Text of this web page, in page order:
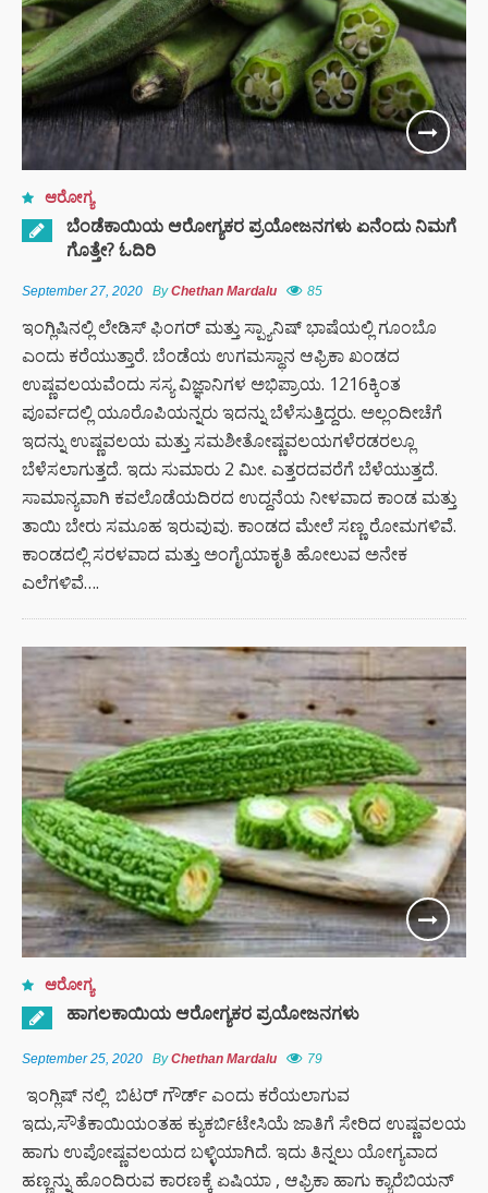
ಆರೋಗ್ಯ
ಬೆಂಡೆಕಾಯಿಯ ಆರೋಗ್ಯಕರ ಪ್ರಯೋಜನಗಳು ಏನೆಂದು ನಿಮಗೆ
ಗೊತ್ತೇ? ಓದಿರಿ
September 27, 2020 ByChethan Mardalu 85
ಇಂಗ್ಲಿಷಿನಲ್ಲಿ ಲೇಡಿಸ್ ಫಿಂಗರ್ ಮತ್ತು ಸ್ಪ್ಯಾನಿಷ್ ಭಾಷೆಯಲ್ಲಿ ಗೂಂಬೊ
ಎಂದು ಕರೆಯುತ್ತಾರೆ. ಬೆಂಡೆಯ ಉಗಮಸ್ಥಾನ ಆಫ್ರಿಕಾ ಖಂಡದ
ಉಷ್ಣವಲಯವೆಂದು ಸಸ್ಯ ವಿಜ್ಞಾನಿಗಳ ಅಭಿಪ್ರಾಯ. 1216ಕ್ಕಿಂತ
ಪೂರ್ವದಲ್ಲಿ ಯೂರೊಪಿಯನ್ನರು ಇದನ್ನು ಬೆಳೆಸುತ್ತಿದ್ದರು. ಅಲ್ಲಂದೀಚೆಗೆ
ಇದನ್ನು ಉಷ್ಣವಲಯ ಮತ್ತು ಸಮಶೀತೋಷ್ಣವಲಯಗಳೆರಡರಲ್ಲೂ
ಬೆಳೆಸಲಾಗುತ್ತದೆ. ಇದು ಸುಮಾರು 2 ಮೀ. ಎತ್ತರದವರೆಗೆ ಬೆಳೆಯುತ್ತದೆ.
ಸಾಮಾನ್ಯವಾಗಿ ಕವಲೊಡೆಯದಿರದ ಉದ್ದನೆಯ ನೀಳವಾದ ಕಾಂಡ ಮತ್ತು
ತಾಯಿ ಬೇರು ಸಮೂಹ ಇರುವುವು. ಕಾಂಡದ ಮೇಲೆ ಸಣ್ಣ ರೋಮಗಳಿವೆ.
ಕಾಂಡದಲ್ಲಿ ಸರಳವಾದ ಮತ್ತು ಅಂಗೈಯಾಕೃತಿ ಹೋಲುವ ಅನೇಕ
ಎಲೆಗಳಿವೆ….
ಆರೋಗ್ಯ
ಹಾಗಲಕಾಯಿಯ ಆರೋಗ್ಯಕರ ಪ್ರಯೋಜನಗಳು
September 25, 2020 ByChethan Mardalu 79
ಇಂಗ್ಲಿಷ್ ನಲ್ಲಿ ಬಿಟರ್ ಗೌರ್ಡ್ ಎಂದು ಕರೆಯಲಾಗುವ
ಇದು,ಸೌತೆಕಾಯಿಯಂತಹ ಕ್ಯುಕರ್ಬಿಟೇಸಿಯೆ ಜಾತಿಗೆ ಸೇರಿದ ಉಷ್ಣವಲಯ
ಹಾಗು ಉಪೋಷ್ಣವಲಯದ ಬಳ್ಳಿಯಾಗಿದೆ. ಇದು ತಿನ್ನಲು ಯೋಗ್ಯವಾದ
ಹಣ್ಣನ್ನು ಹೊಂದಿರುವ ಕಾರಣಕ್ಕೆ ಏಷಿಯಾ , ಆಫ್ರಿಕಾ ಹಾಗು ಕ್ಯಾರೆಬಿಯನ್